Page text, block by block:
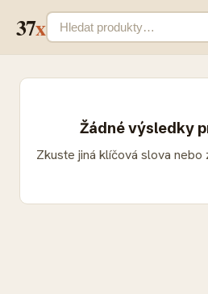
37x
Žádné výsledky
Zkuste jiná klíčová slova